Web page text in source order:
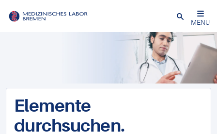
Schließen
MENU
Elemente
durchsuchen.